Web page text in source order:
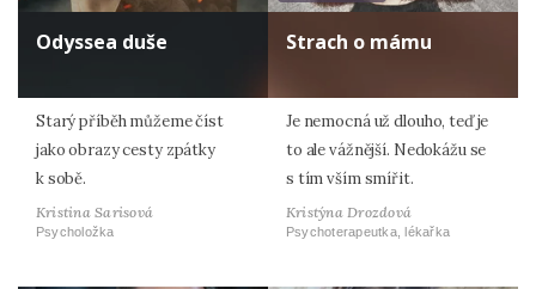
Odyssea duše
Starý příběh můžeme číst
jako obrazy cesty zpátky
k sobě.
Kristina Sarisová
Psycholožka
Strach o mámu
Je nemocná už dlouho, teď je
to ale vážnější. Nedokážu se
s tím vším smířit.
Kristýna Drozdová
Psychoterapeutka, lékařka